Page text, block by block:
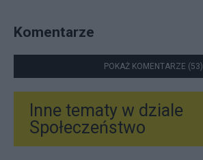
Komentarze
POKAŻ KOMENTARZE (53)
Inne tematy w dziale
Społeczeństwo